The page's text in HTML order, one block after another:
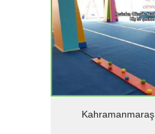
Detaylar